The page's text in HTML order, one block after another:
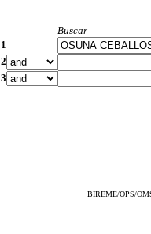
Buscar
1
2
3
BIREME/OPS/